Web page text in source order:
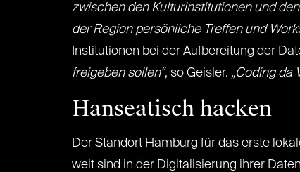
zwischen den Kulturinstitutionen und
der Region persönliche Treffen und
Institutionen bei der Aufbereitung der
freigeben sollen“, so Geisler. „Coding da
Hanseatisch hacken
Der Standort Hamburg für das erste
weit sind in der Digitalisierung ihrer